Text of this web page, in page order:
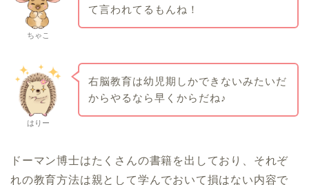
ちゃこ
て言われてるもんね！
はりー
右脳教育は幼児期しかできないみたいだ
からやるなら早くからだね♪
ドーマン博士はたくさんの書籍を出しており、それぞ
れの教育方法は親として学んでおいて損はない内容で